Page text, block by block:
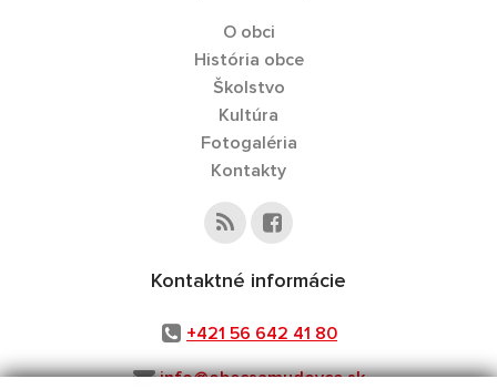
O obci
História obce
Školstvo
Kultúra
Fotogaléria
Kontakty
Kontaktné informácie
+421 56 642 41 80
info@obecsamudovce.sk